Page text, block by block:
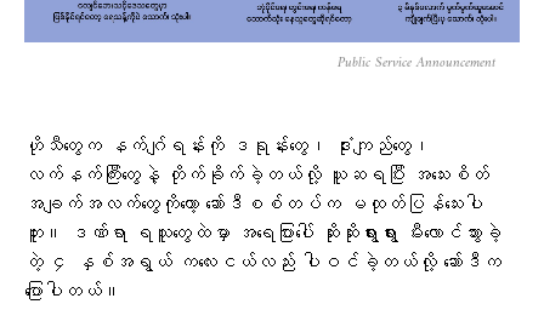
Public Service Announcement
ဟိုသီတွေက နက်ဂျ်ရန်းကို ဒရုန်းတွေ၊ ဒုံးကျည်တွေ၊
လက်နက်ကြီးတွေနဲ့ တိုက်ခိုက်ခဲ့တယ်လို့ ယူဆရပြီး အသေးစိတ်
အချက်အလက်တွေကိုတော့ ဆော်ဒီစစ်တပ်က မထုတ်ပြန်သေးပါ
ဘူး။ ဒဏ်ရာ ရသူတွေထဲမှာ အရေပြားပေါ် ဆိုးဆိုးရွားရွား မီးလောင်သွားခဲ့
တဲ့ ၄ နှစ်အရွယ် ကလေးငယ်လည်း ပါဝင်ခဲ့တယ်လို့ ဆော်ဒီက
ပြောပါတယ်။